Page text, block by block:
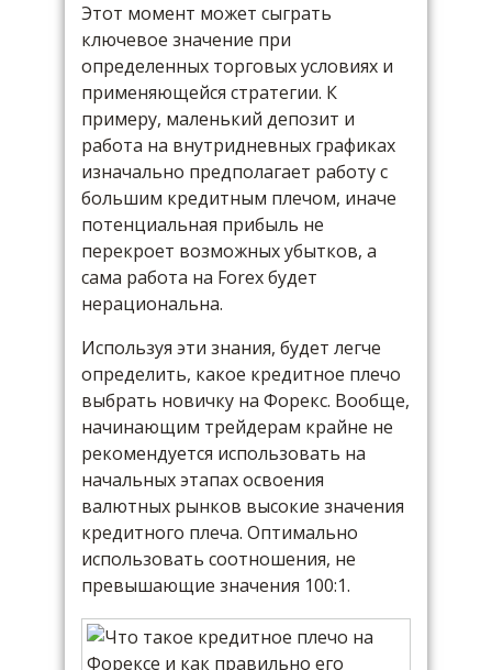
Этот момент может сыграть
ключевое значение при
определенных торговых условиях и
применяющейся стратегии. К
примеру, маленький депозит и
работа на внутридневных графиках
изначально предполагает работу с
большим кредитным плечом, иначе
потенциальная прибыль не
перекроет возможных убытков, а
сама работа на Forex будет
нерациональна.
Используя эти знания, будет легче
определить, какое кредитное плечо
выбрать новичку на Форекс. Вообще,
начинающим трейдерам крайне не
рекомендуется использовать на
начальных этапах освоения
валютных рынков высокие значения
кредитного плеча. Оптимально
использовать соотношения, не
превышающие значения 100:1.